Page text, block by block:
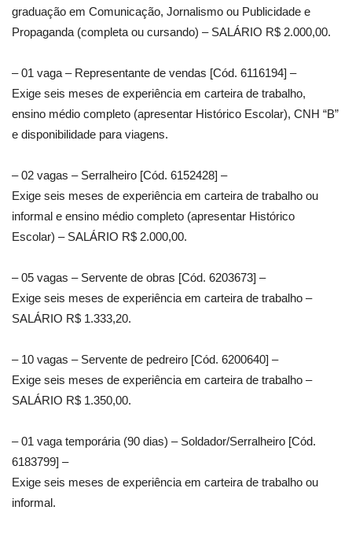
graduação em Comunicação, Jornalismo ou Publicidade e
Propaganda (completa ou cursando) – SALÁRIO R$ 2.000,00.
– 01 vaga – Representante de vendas [Cód. 6116194] –
Exige seis meses de experiência em carteira de trabalho,
ensino médio completo (apresentar Histórico Escolar), CNH “B”
e disponibilidade para viagens.
– 02 vagas – Serralheiro [Cód. 6152428] –
Exige seis meses de experiência em carteira de trabalho ou
informal e ensino médio completo (apresentar Histórico
Escolar) – SALÁRIO R$ 2.000,00.
– 05 vagas – Servente de obras [Cód. 6203673] –
Exige seis meses de experiência em carteira de trabalho –
SALÁRIO R$ 1.333,20.
– 10 vagas – Servente de pedreiro [Cód. 6200640] –
Exige seis meses de experiência em carteira de trabalho –
SALÁRIO R$ 1.350,00.
– 01 vaga temporária (90 dias) – Soldador/Serralheiro [Cód.
6183799] –
Exige seis meses de experiência em carteira de trabalho ou
informal.